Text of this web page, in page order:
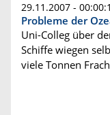
29.11.2007 -
Probleme der
Uni-Colleg über
Schiffe wiegen
viele Tonnen